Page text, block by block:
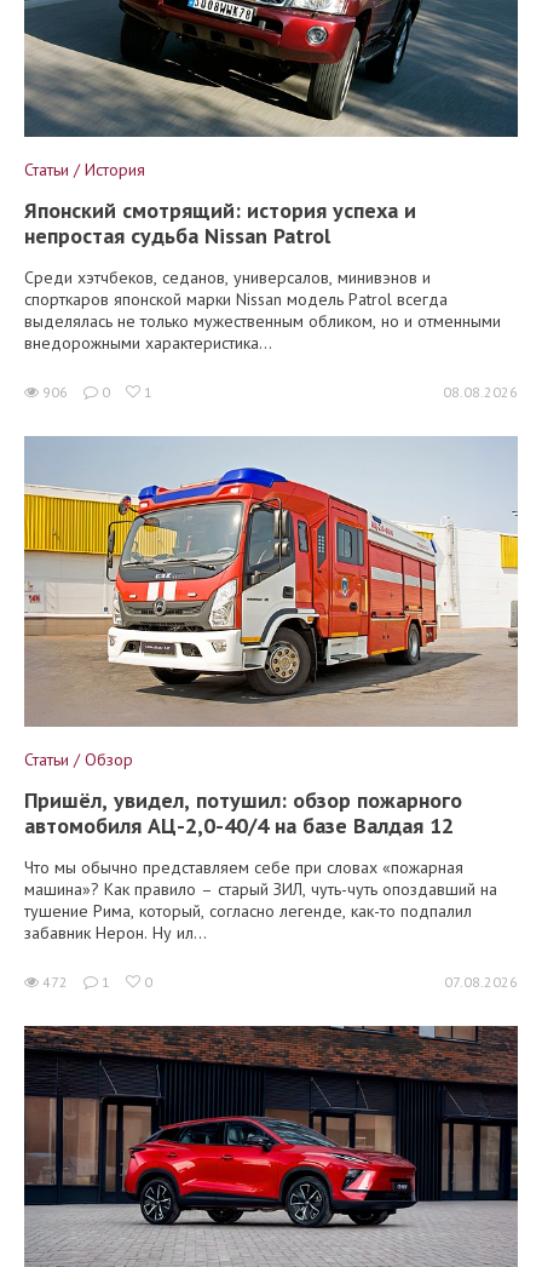
Статьи / История
Японский смотрящий: история успеха и
непростая судьба Nissan Patrol
Среди хэтчбеков, седанов, универсалов, минивэнов и
спорткаров японской марки Nissan модель Patrol всегда
выделялась не только мужественным обликом, но и отменными
внедорожными характеристика...
906 0 1 08.08.2026
Статьи / Обзор
Пришёл, увидел, потушил: обзор пожарного
автомобиля АЦ-2,0-40/4 на базе Валдая 12
Что мы обычно представляем себе при словах «пожарная
машина»? Как правило – старый ЗИЛ, чуть-чуть опоздавший на
тушение Рима, который, согласно легенде, как-то подпалил
забавник Нерон. Ну ил...
472 1 0 07.08.2026